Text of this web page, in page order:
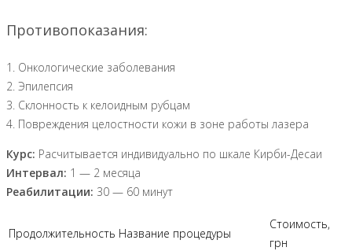
Противопоказания:
1. Онкологические заболевания
2. Эпилепсия
3. Склонность к келоидным рубцам
4. Повреждения целостности кожи в зоне работы лазера
Курс: Расчитывается индивидуально по шкале Кирби-Десаи
Интервал: 1 — 2 месяца
Реабилитации: 30 — 60 минут
Продолжительность Название процедуры
Стоимость,
грн